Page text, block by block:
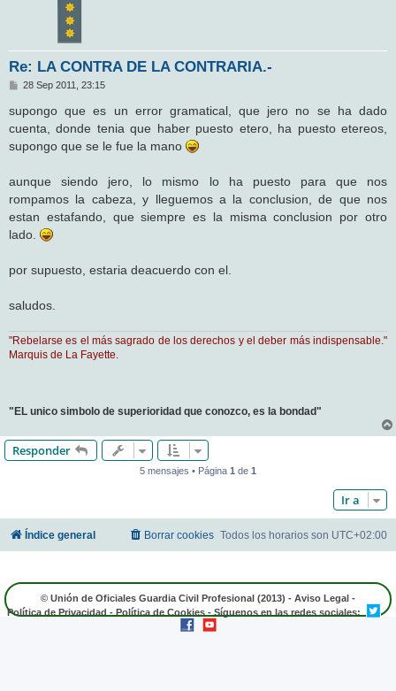
Re: LA CONTRA DE LA CONTRARIA.-
M
n
s
a
e
28 Sep 2011, 23:15
supongo que es un error gramatical, que jero no se ha dado
cuenta, donde tenia que haber puesto etero, ha puesto etereos,
supongo que se le fue la mano
aunque siendo jero, lo mismo lo ha puesto para que nos
rompamos la cabeza, y lleguemos a la conclusion, de que nos
estan estafando, que siempre es la misma conclusion por otro
lado.
por supuesto, estaria deacuerdo con el.
saludos.
"Rebelarse es el más sagrado de los derechos y el deber más indispensable."
Marquis de La Fayette.
"EL unico simbolo de superioridad que conozco, es la bondad"
Responder
5 mensajes • Página 1 de 1
Ir a
Índice general Todos los horarios son UTC+02:00
Borrar cookies
© Unión de Oficiales Guardia Civil Profesional (2013) - Aviso Legal -
Política de Privacidad - Política de Cookies - Síguenos en las redes sociales: